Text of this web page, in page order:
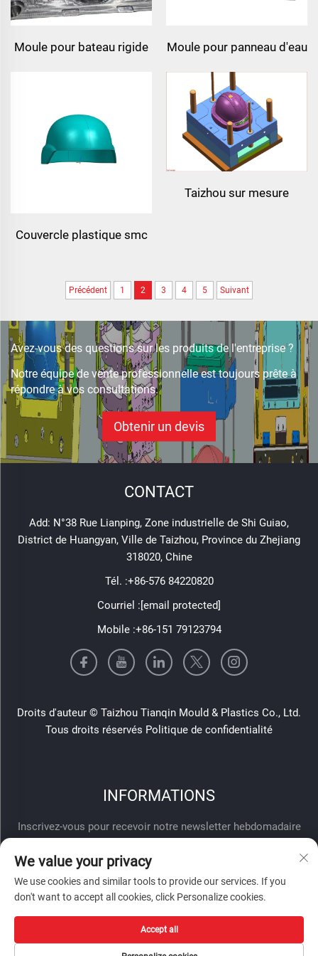
Moule pour bateau rigide
chine
Moule pour panneau d'eau
smc à la vente, moule de
compression smc avec
prix compétitif
Couvercle plastique smc
boîtier tianqin mould
usine chine taizhou
fabricant
Taizhou sur mesure
protecteur tactique
extérieur
Précédent 1 2 3 4 5 Suivant
Avez-vous des questions sur les produits de l'entreprise ?
Notre équipe de vente professionnelle est toujours prête à
répondre à vos consultations.
Obtenir un devis
CONTACT
Add: N°38 Rue Lianping, Zone industrielle de Shi Guiao,
District de Huangyan, Ville de Taizhou, Province du Zhejiang
318020, Chine
Tél. :+86-576 84220820
Courriel :[email protected]
Mobile :+86-151 79123794
Droits d'auteur © Taizhou Tianqin Mould & Plastics Co., Ltd.
Tous droits réservés Politique de confidentialité
INFORMATIONS
Inscrivez-vous pour recevoir notre newsletter hebdomadaire
Envoyer
We value your privacy
We use cookies and similar tools to provide our services. If you
don't want to accept all cookies, click Personalize cookies.
Accept all